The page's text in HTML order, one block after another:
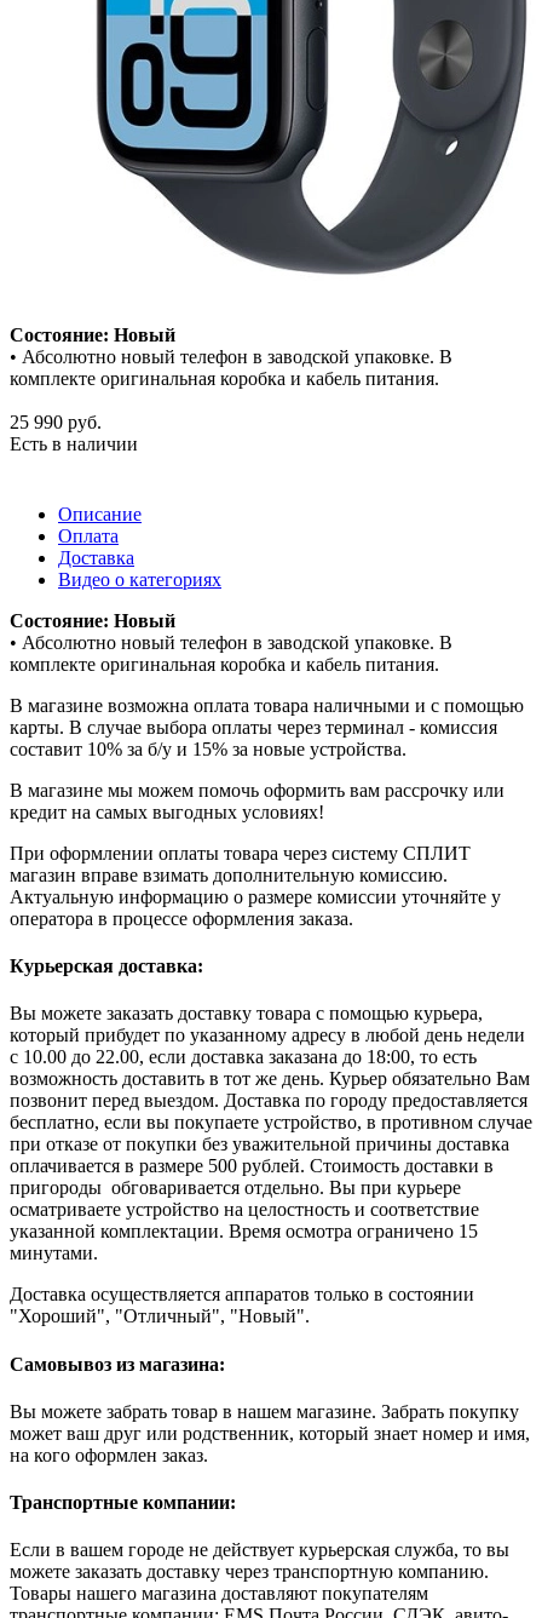
Состояние: Новый
• Абсолютно новый телефон в заводской упаковке. В
комплекте оригинальная коробка и кабель питания.
25 990 руб.
Есть в наличии
Описание
Оплата
Доставка
Видео о категориях
Состояние: Новый
• Абсолютно новый телефон в заводской упаковке. В
комплекте оригинальная коробка и кабель питания.
В магазине возможна оплата товара наличными и с помощью
карты. В случае выбора оплаты через терминал - комиссия
составит 10% за б/у и 15% за новые устройства.
В магазине мы можем помочь оформить вам рассрочку или
кредит на самых выгодных условиях!
При оформлении оплаты товара через систему СПЛИТ
магазин вправе взимать дополнительную комиссию.
Актуальную информацию о размере комиссии уточняйте у
оператора в процессе оформления заказа.
Курьерская доставка:
Вы можете заказать доставку товара с помощью курьера,
который прибудет по указанному адресу в любой день недели
с 10.00 до 22.00, если доставка заказана до 18:00, то есть
возможность доставить в тот же день. Курьер обязательно Вам
позвонит перед выездом. Доставка по городу предоставляется
бесплатно, если вы покупаете устройство, в противном случае
при отказе от покупки без уважительной причины доставка
оплачивается в размере 500 рублей. Стоимость доставки в
пригороды обговаривается отдельно. Вы при курьере
осматриваете устройство на целостность и соответствие
указанной комплектации. Время осмотра ограничено 15
минутами.
Доставка осуществляется аппаратов только в состоянии
"Хороший", "Отличный", "Новый".
Самовывоз из магазина:
Вы можете забрать товар в нашем магазине. Забрать покупку
может ваш друг или родственник, который знает номер и имя,
на кого оформлен заказ.
Транспортные компании:
Если в вашем городе не действует курьерская служба, то вы
можете заказать доставку через транспортную компанию.
Товары нашего магазина доставляют покупателям